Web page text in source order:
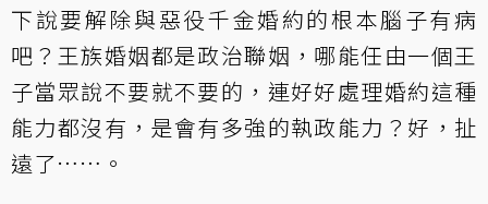
下說要解除與惡役千金婚約的根本腦子有病
吧？王族婚姻都是政治聯姻，哪能任由一個王
子當眾說不要就不要的，連好好處理婚約這種
能力都沒有，是會有多強的執政能力？好，扯
遠了……。